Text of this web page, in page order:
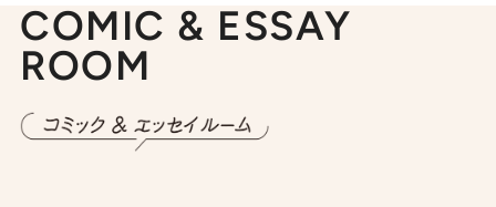
COMIC & ESSAY
ROOM